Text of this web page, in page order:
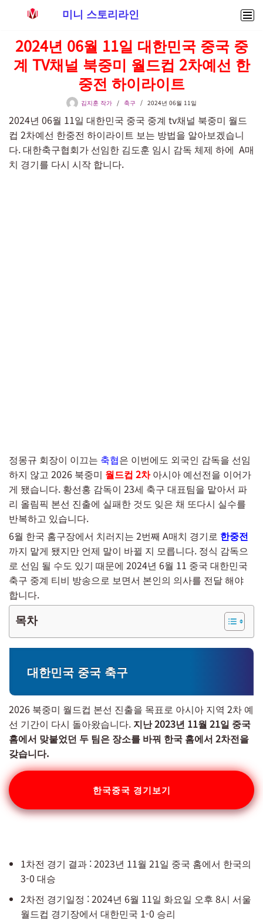
텐
츠
뛰
기
미니 스토리라인
2024년 06월 11일 대한민국 중국 중
계 TV채널 북중미 월드컵 2차예선 한
중전 하이라이트
김지훈 작가 축구 2024년 06월 11일
2024년 06월 11일 대한민국 중국 중계 tv채널 북중미 월드
컵 2차예선 한중전 하이라이트 보는 방법을 알아보겠습니
다. 대한축구협회가 선임한 김도훈 임시 감독 체제 하에 A매
치 경기를 다시 시작 합니다.
정몽규 회장이 이끄는 축협은 이번에도 외국인 감독을 선임
하지 않고 2026 북중미 월드컵 2차아시아 예선전을 이어가
게 됐습니다. 황선홍 감독이 23세 축구 대표팀을 맡아서 파
리 올림픽 본선 진출에 실패한 것도 잊은 채 또다시 실수를
반복하고 있습니다.
6월 한국 홈구장에서 치러지는 2번째 A매치 경기로 한중전
까지 맡게 됐지만 언제 말이 바뀔 지 모릅니다. 정식 감독으
로 선임 될 수도 있기 때문에 2024년 6월 11 중국 대한민국
축구 중계 티비 방송으로 보면서 본인의 의사를 전달 해야
합니다.
목차
대한민국 중국 축구
2026 북중미 월드컵 본선 진출을 목표로 아시아 지역 2차 예
선 기간이 다시 돌아왔습니다. 지난 2023년 11월 21일 중국
홈에서 맞붙었던 두 팀은 장소를 바꿔 한국 홈에서 2차전을
갖습니다.
한국중국 경기보기
1차전 경기 결과 : 2023년 11월 21일 중국 홈에서 한국의
3-0 대승
2차전 경기일정 : 2024년 6월 11일 화요일 오후 8시 서울
월드컵 경기장에서 대한민국 1-0 승리